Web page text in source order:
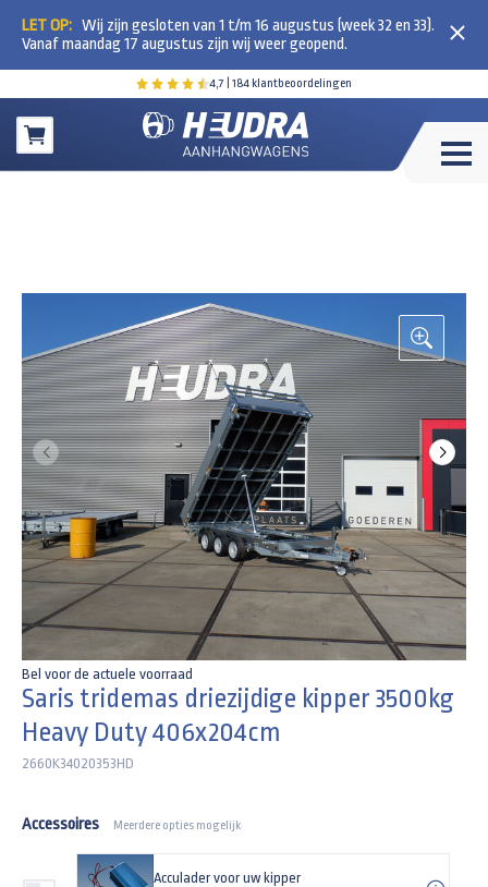
4,7 | 184 klantbeoordelingen
Winkelwagen
LET OP: Wij zijn gesloten van 1 t/m 16 augustus (week 32 en 33).
Vanaf maandag 17 augustus zijn wij weer geopend.
Bel voor de actuele voorraad
Saris tridemas driezijdige kipper 3500kg
Heavy Duty 406x204cm
2660K34020353HD
Accessoires Meerdere opties mogelijk
Acculader voor uw kipper